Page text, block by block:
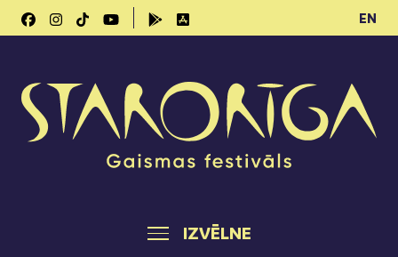
EN
IZVĒLNE